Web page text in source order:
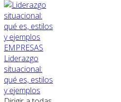
EMPRESAS
Liderazgo
situacional:
qué es, estilos
y ejemplos